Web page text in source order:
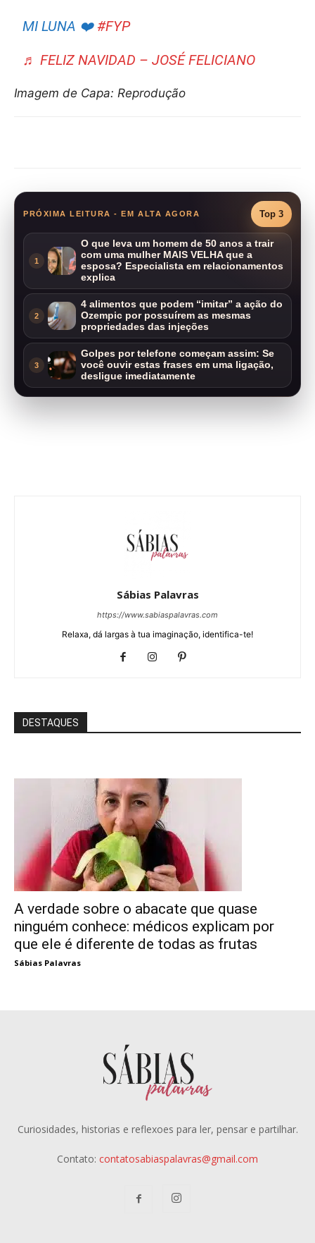
MI LUNA ❤️#FYP
♬ FELIZ NAVIDAD – JOSÉ FELICIANO
Imagem de Capa: Reprodução
PRÓXIMA LEITURA - EM ALTA AGORA Top 3
1
O que leva um homem de 50 anos a trair
com uma mulher MAIS VELHA que a
esposa? Especialista em relacionamentos
explica
2
4 alimentos que podem “imitar” a ação do
Ozempic por possuírem as mesmas
propriedades das injeções
3
Golpes por telefone começam assim: Se
você ouvir estas frases em uma ligação,
desligue imediatamente
Sábias Palavras
https://www.sabiaspalavras.com
Relaxa, dá largas à tua imaginação, identifica-te!
DESTAQUES
A verdade sobre o abacate que quase
ninguém conhece: médicos explicam por
que ele é diferente de todas as frutas
Sábias Palavras
Curiosidades, historias e reflexoes para ler, pensar e partilhar.
Contato: contatosabiaspalavras@gmail.com